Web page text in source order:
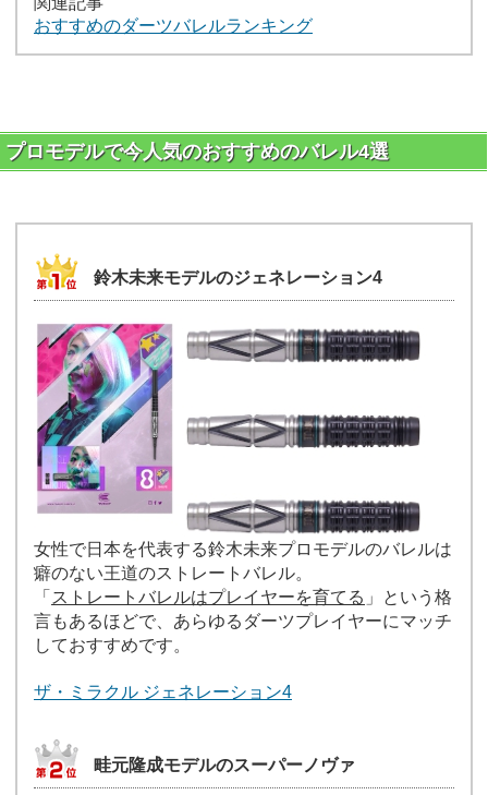
おすすめのダーツバレルランキング
プロモデルで今人気のおすすめのバレル4選
鈴木未来モデルのジェネレーション4
女性で日本を代表する鈴木未来プロモデルのバレルは
癖のない王道のストレートバレル。
「 ストレートバレルはプレイヤーを育てる 」という格
言もあるほどで、あらゆるダーツプレイヤーにマッチ
しておすすめです。
ザ・ミラクル ジェネレーション4
畦元隆成モデルのスーパーノヴァ